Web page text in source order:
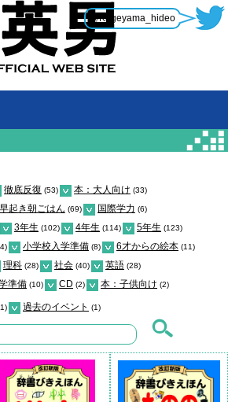
@Kageyama_hideo
徹底反復 (53) 本：大人向け (33)
起き朝ごはん (69) 国際学力 (6)
3年生 (102) 4年生 (114) 5年生 (123)
小学校入学準備 (8) 6才からの絵本 (11)
理科 (28) 社会 (40) 英語 (28)
準備 (10) CD (2) 本：子供向け (2)
過去のイベント (1)